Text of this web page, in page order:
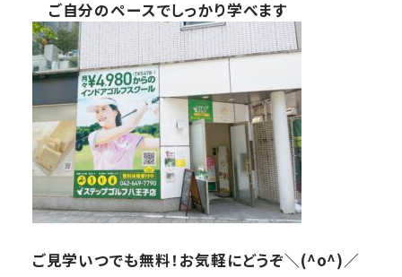
ご自分のペースでしっかり学べます
ご見学いつでも無料！お気軽にどうぞ＼(^o^)／